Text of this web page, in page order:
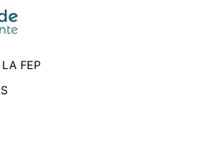
FEP
3 caractères pour lancer la recherche